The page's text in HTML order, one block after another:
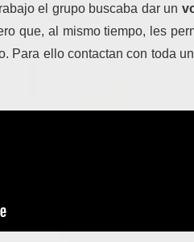
el grupo buscaba dar un
que, al mismo tiempo, les
Para ello contactan con toda